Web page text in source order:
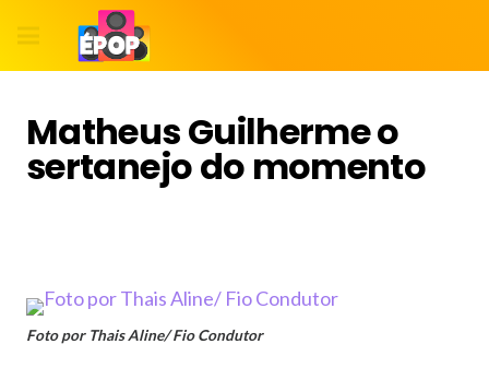
Matheus Guilherme o
sertanejo do momento
Foto por Thais Aline/ Fio Condutor